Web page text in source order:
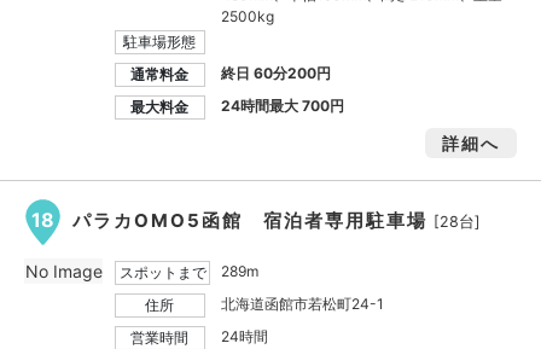
2500kg
駐車場形態
通常料金
終日 60分200円
最大料金
24時間最大700円
詳細へ
18 パラカOMO5函館 宿泊者専用駐車場 [28台]
スポットまで
289m
住所
北海道函館市若松町24-1
営業時間
24時間
No Image